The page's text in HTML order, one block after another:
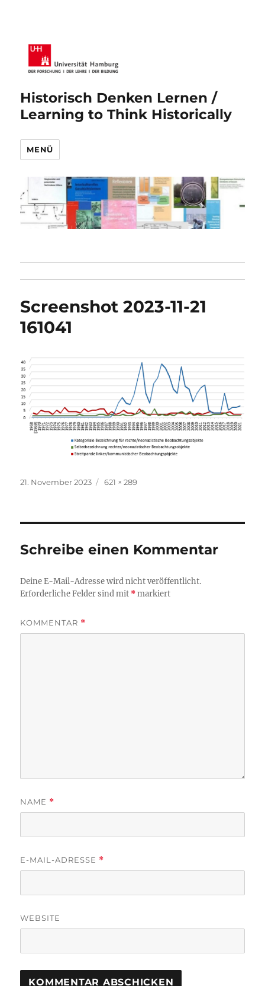
Historisch Denken Lernen /
Learning to Think Historically
MENÜ
Screenshot 2023-11-21
161041
Veröffentlicht
21. November 2023 Originalgröße
621 × 289
Schreibe einen Kommentar
Deine E-Mail-Adresse wird nicht veröffentlicht.
Erforderliche Felder sind mit *markiert
KOMMENTAR *
NAME *
E-MAIL-ADRESSE *
WEBSITE